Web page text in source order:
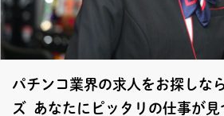
パチンコ業界の求人をお探しな
ズ あなたにピッタリの仕事が見